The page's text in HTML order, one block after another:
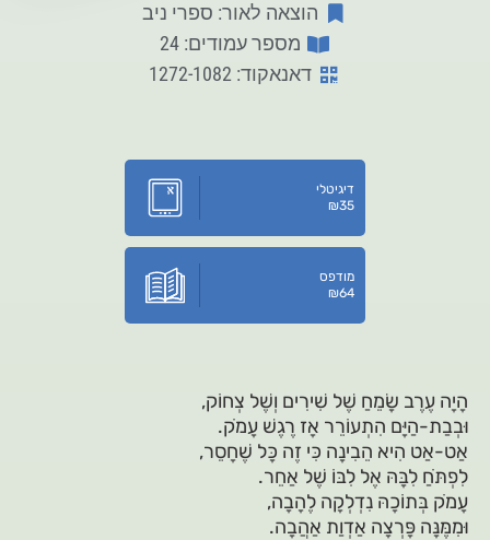
הוצאה לאור: ספרי ניב
מספר עמודים: 24
דאנאקוד: 1272-1082
דיגיטלי
₪35
מודפס
₪64
הָיָה עֶרֶב שָׂמֵחַ שֶׁל שִׁירִים וְשֶׁל צְחוֹק,
וּבְבַת-הַיָּם הִתְעוֹרֵר אָז רֶגֶשׁ עָמֹק.
אַט-אַט הִיא הֵבִינָה כִּי זֶה כָּל שֶׁחָסֵר,
לִפְתֹּחַ לִבָּהּ אֶל לִבּוֹ שֶׁל אַחֵר.
עָמֹק בְּתוֹכָהּ נִדְלְקָה לֶהָבָה,
וּמִמֶּנָּה פָּרְצָה אַדְוַת אַהֲבָה.